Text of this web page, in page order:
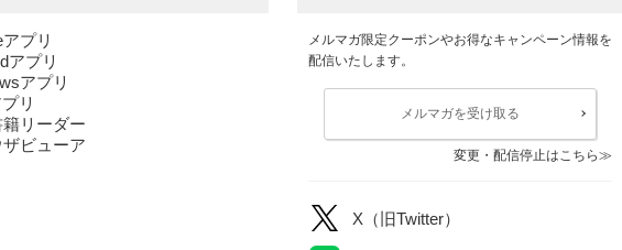
プリ
アプリ
アプリ
リ
リーダー
ビューア
メルマガ限定クーポンやお得なキャンペーン情報を
配信いたします。
メルマガを受け取る
変更・配信停止はこちら
X（旧Twitter）